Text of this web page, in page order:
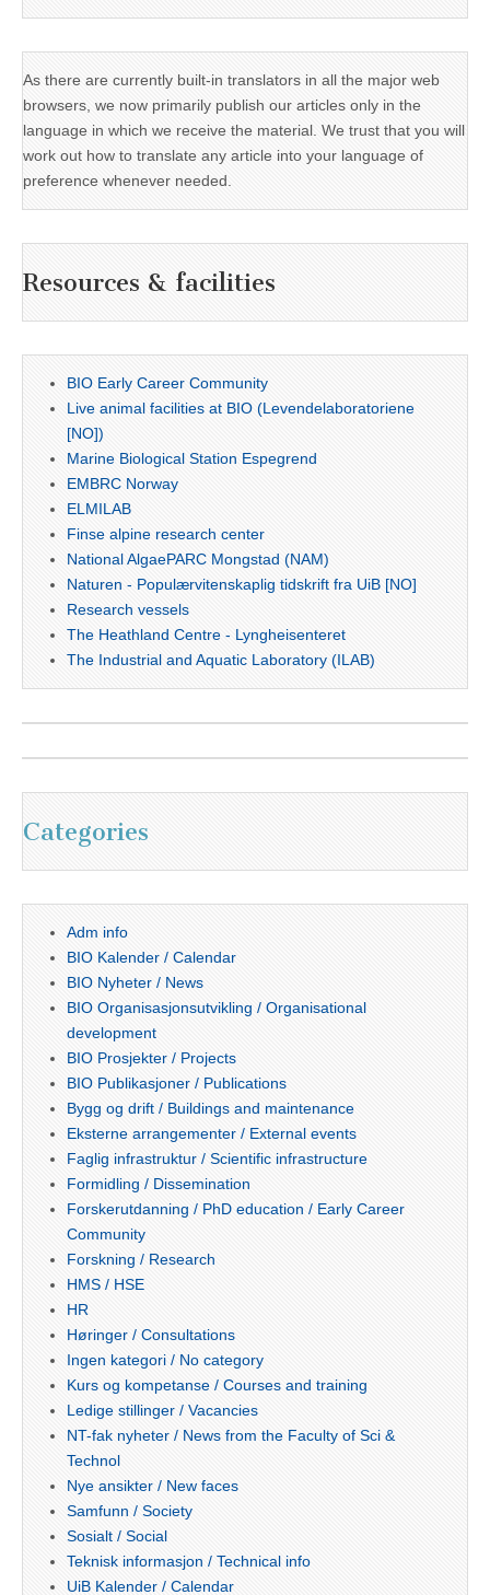
As there are currently built-in translators in all the major web
browsers, we now primarily publish our articles only in the
language in which we receive the material. We trust that you will
work out how to translate any article into your language of
preference whenever needed.
Resources & facilities
BIO Early Career Community
Live animal facilities at BIO (Levendelaboratoriene
[NO])
Marine Biological Station Espegrend
EMBRC Norway
ELMILAB
Finse alpine research center
National AlgaePARC Mongstad (NAM)
Naturen - Populærvitenskaplig tidskrift fra UiB [NO]
Research vessels
The Heathland Centre - Lyngheisenteret
The Industrial and Aquatic Laboratory (ILAB)
Categories
Adm info
BIO Kalender / Calendar
BIO Nyheter / News
BIO Organisasjonsutvikling / Organisational
development
BIO Prosjekter / Projects
BIO Publikasjoner / Publications
Bygg og drift / Buildings and maintenance
Eksterne arrangementer / External events
Faglig infrastruktur / Scientific infrastructure
Formidling / Dissemination
Forskerutdanning / PhD education / Early Career
Community
Forskning / Research
HMS / HSE
HR
Høringer / Consultations
Ingen kategori / No category
Kurs og kompetanse / Courses and training
Ledige stillinger / Vacancies
NT-fak nyheter / News from the Faculty of Sci &
Technol
Nye ansikter / New faces
Samfunn / Society
Sosialt / Social
Teknisk informasjon / Technical info
UiB Kalender / Calendar